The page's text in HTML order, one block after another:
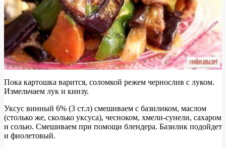
Пока картошка варится, соломкой режем чернослив с луком.
Измельчаем лук и кинзу.
Уксус винный 6% (3 ст.л) смешиваем с базиликом, маслом
(столько же, сколько уксуса), чесноком, хмели-сунели, сахаром
и солью. Смешиваем при помощи блендера. Базилик подойдет
и фиолетовый.